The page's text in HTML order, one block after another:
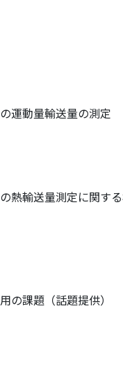
運動量輸送量の測定
熱輸送量測定に関す
の課題（話題提供）